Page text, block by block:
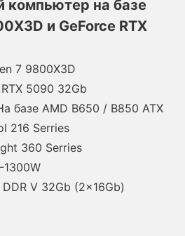
компьютер на базе
и GeForce RTX
7 9800X3D
5090 32Gb
базе AMD B650 / B850 ATX
216 Serries
360 Serries
1300W
DDR V 32Gb (2x16Gb)